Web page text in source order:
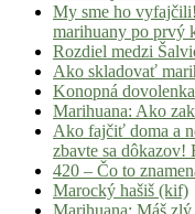
My sme ho
marihuany po prvý
Rozdiel medzi
Ako skladovať
Konopná dovolenka
Marihuana: Ako
Ako fajčiť doma a
zbavte sa dôkazov!
420 – Čo to
Marocký hašiš (kif)